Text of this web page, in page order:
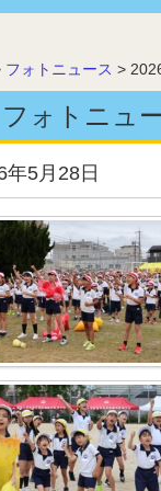
フォトニュース >
フォトニュ
年5月28日